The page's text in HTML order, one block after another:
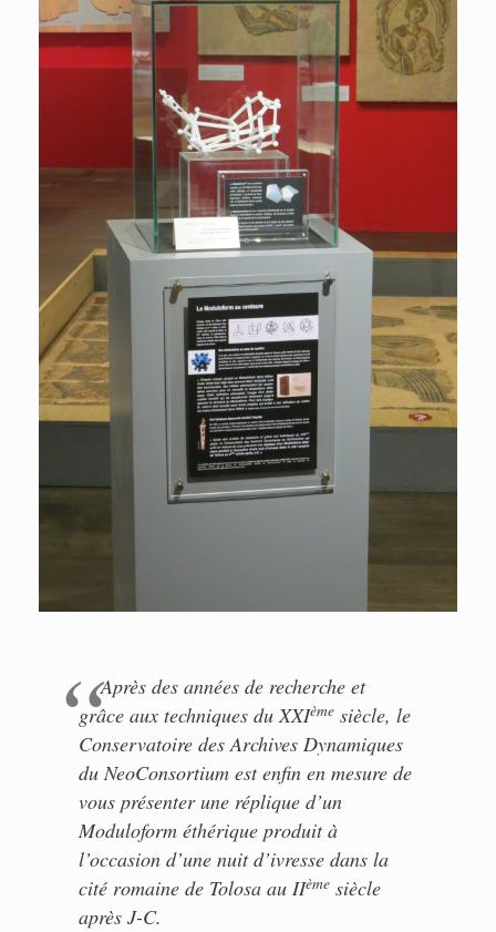
Après des années de recherche et
grâce aux techniques du XXIème siècle, le
Conservatoire des Archives Dynamiques
duNeoConsortium est enfin en mesure de
vous présenter une réplique d’un
Moduloform éthérique produit à
l’occasion d’une nuit d’ivresse dans la
cité romaine de Tolosa au IIème siècle
après J-C.